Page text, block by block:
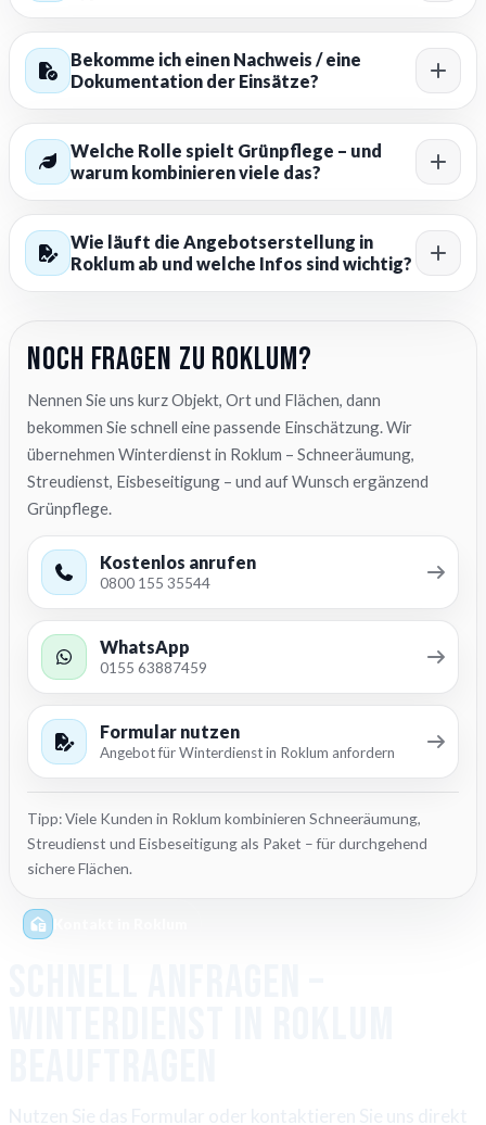
Bekomme ich einen Nachweis / eine
Dokumentation der Einsätze?
Welche Rolle spielt Grünpflege – und
warum kombinieren viele das?
Wie läuft die Angebotserstellung in
Roklum ab und welche Infos sind wichtig?
Noch Fragen zu Roklum?
Nennen Sie uns kurz Objekt, Ort und Flächen, dann
bekommen Sie schnell eine passende Einschätzung. Wir
übernehmen Winterdienst in Roklum – Schneeräumung,
Streudienst, Eisbeseitigung – und auf Wunsch ergänzend
Grünpflege.
Kostenlos anrufen
0800 155 35544
WhatsApp
0155 63887459
Formular nutzen
Angebot für Winterdienst in Roklum anfordern
Tipp: Viele Kunden in Roklum kombinieren Schneeräumung,
Streudienst und Eisbeseitigung als Paket – für durchgehend
sichere Flächen.